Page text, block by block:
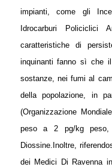
impianti, come gli
Idrocarburi
caratteristiche di
inquinanti fanno sì che
sostanze, nei fumi al
della popolazione, in
(Organizzazione
peso a 2 pg/kg peso,
Diossine. Inoltre,
dei Medici Di Ravenna